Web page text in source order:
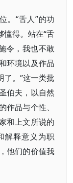
。“舌人”的功
懂得。站在“舌
令，我也不敢
环境以及作品
了。”这一类批
伯夫，以自然
品与个性、
和上文所说的
解释意义为职
他们的价值我